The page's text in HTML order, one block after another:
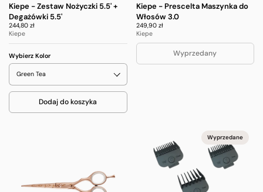
Kiepe - Zestaw Nożyczki 5.5' +
Degażówki 5.5'
244,80 zł
Kiepe
Wybierz Kolor
Dodaj do koszyka
Kiepe - Prescelta Maszynka do
Włosów 3.0
249,90 zł
Kiepe
Wyprzedany
Wyprzedane